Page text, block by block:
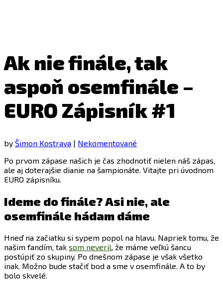
Ak nie finále, tak
aspoň osemfinále –
EURO Zápisník #1
by Šimon Kostrava | Nekomentované
Po prvom zápase našich je čas zhodnotiť nielen náš zápas,
ale aj doterajšie dianie na šampionáte. Vitajte pri úvodnom
EURO zápisníku.
Ideme do finále? Asi nie, ale
osemfinále hádam dáme
Hneď na začiatku si sypem popol na hlavu. Napriek tomu, že
našim fandím, tak som neveril, že máme veľkú šancu
postúpiť zo skupiny. Po dnešnom zápase je však všetko
inak. Možno bude stačiť bod a sme v osemfinále. A to by
bolo skvelé.